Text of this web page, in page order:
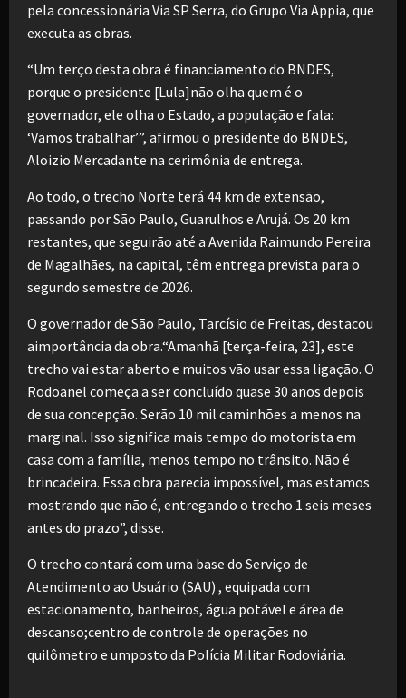
pela concessionária Via SP Serra, do Grupo Via Appia, que
executa as obras.
“Um terço desta obra é financiamento do BNDES,
porque o presidente [Lula]não olha quem é o
governador, ele olha o Estado, a população e fala:
‘Vamos trabalhar’”, afirmou o presidente do BNDES,
Aloizio Mercadante na cerimônia de entrega.
Ao todo, o trecho Norte terá 44 km de extensão,
passando por São Paulo, Guarulhos e Arujá. Os 20 km
restantes, que seguirão até a Avenida Raimundo Pereira
de Magalhães, na capital, têm entrega prevista para o
segundo semestre de 2026.
O governador de São Paulo, Tarcísio de Freitas, destacou
aimportância da obra.“Amanhã [terça-feira, 23], este
trecho vai estar aberto e muitos vão usar essa ligação. O
Rodoanel começa a ser concluído quase 30 anos depois
de sua concepção. Serão 10 mil caminhões a menos na
marginal. Isso significa mais tempo do motorista em
casa com a família, menos tempo no trânsito. Não é
brincadeira. Essa obra parecia impossível, mas estamos
mostrando que não é, entregando o trecho 1 seis meses
antes do prazo”, disse.
O trecho contará com uma base do Serviço de
Atendimento ao Usuário (SAU) , equipada com
estacionamento, banheiros, água potável e área de
descanso;centro de controle de operações no
quilômetro e umposto da Polícia Militar Rodoviária.